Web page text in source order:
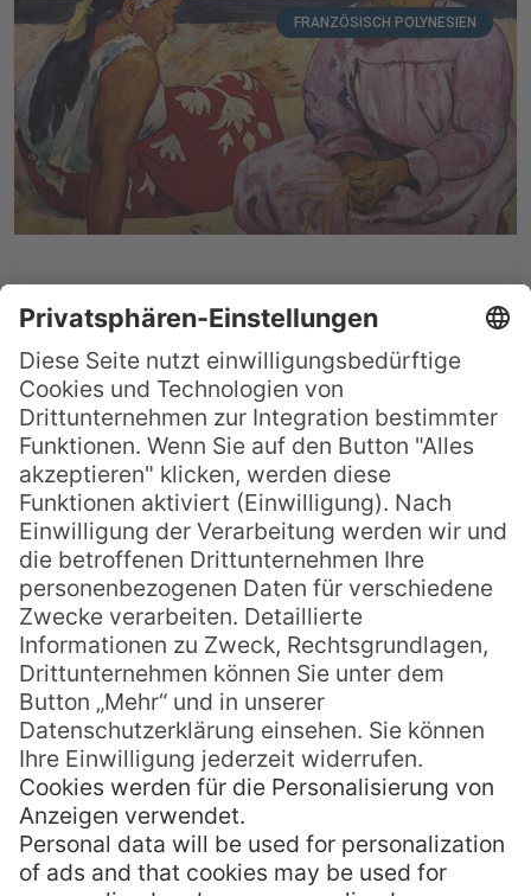
FRANZÖSISCH POLYNESIEN
Sehenswürdigkeiten auf Tahiti
In unserem Südsee Blog haben wir z.B. hier
oder hier schon mehrfach über
Französisch-Polynesien berichtet. Dabei ist
aber Tahiti, einer der beliebtesten Inseln
des französischen Überseegebiets, immer
nur am Rande erwähnt worden. Das
möchten wir heute ändern und ihnen mehr
über Details rund um Sehenswürdigkeiten
und Ausflugsmöglichkeiten auf Tahiti
näherbringen.
MEHR LESEN »
Viv 25. Februar 2014 Keine Kommentare
« Zurück 1 … 61 62
»